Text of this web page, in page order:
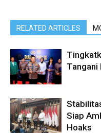
RELATED ARTICLES
Tangani
Siap
Hoaks